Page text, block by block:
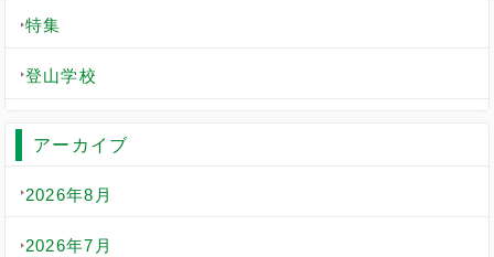
特集
登山学校
アーカイブ
2026年8月
2026年7月